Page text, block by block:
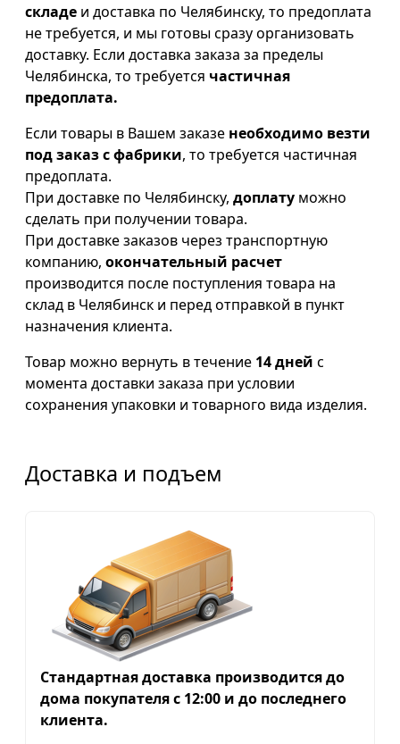
складе и доставка по Челябинску, то предоплата
не требуется, и мы готовы сразу организовать
доставку. Если доставка заказа за пределы
Челябинска, то требуется частичная
предоплата.
Если товары в Вашем заказе необходимо везти
под заказ с фабрики, то требуется частичная
предоплата.
При доставке по Челябинску, доплату можно
сделать при получении товара.
При доставке заказов через транспортную
компанию, окончательный расчет
производится после поступления товара на
склад в Челябинск и перед отправкой в пункт
назначения клиента.
Товар можно вернуть в течение 14 дней с
момента доставки заказа при условии
сохранения упаковки и товарного вида изделия.
Доставка и подъем
Стандартная доставка производится до
дома покупателя с 12:00 и до последнего
клиента.